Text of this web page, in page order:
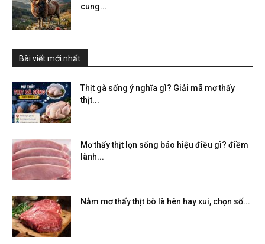
cung...
Bài viết mới nhất
Thịt gà sống ý nghĩa gì? Giải mã mơ thấy
thịt...
Mơ thấy thịt lợn sống báo hiệu điều gì? điềm
lành...
Nằm mơ thấy thịt bò là hên hay xui, chọn số...